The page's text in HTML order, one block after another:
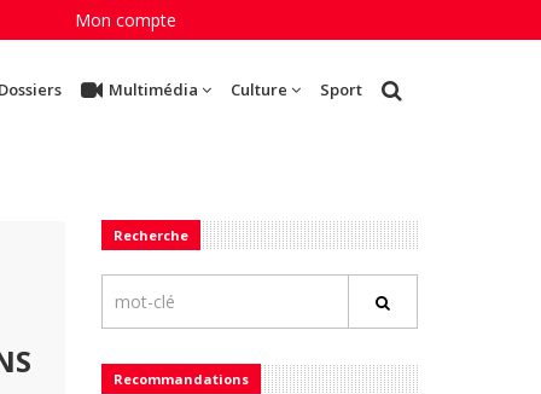
Mon compte
Multimédia Culture Sport
Recherche
Recommandations